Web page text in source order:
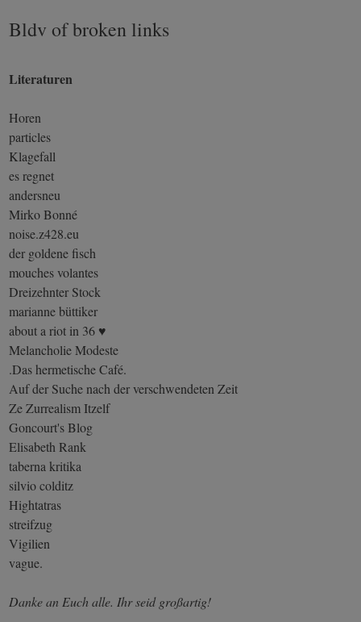
Bldv of broken links
Literaturen
Horen
particles
Klagefall
es regnet
andersneu
Mirko Bonné
noise.z428.eu
der goldene fisch
mouches volantes
Dreizehnter Stock
marianne büttiker
about a riot in 36 ♥
Melancholie Modeste
.Das hermetische Café.
Auf der Suche nach der verschwendeten Zeit
Ze Zurrealism Itzelf
Goncourt's Blog
Elisabeth Rank
taberna kritika
silvio colditz
Hightatras
streifzug
Vigilien
vague.
Danke an Euch alle. Ihr seid großartig!